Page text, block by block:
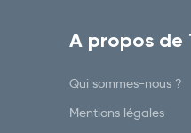
A propos de
Qui sommes-nous ?
Mentions légales